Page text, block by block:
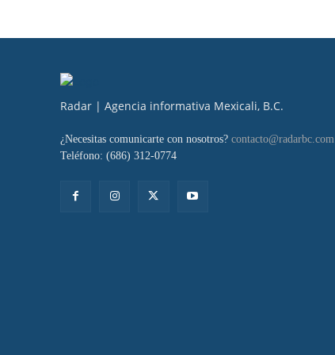
Radar | Agencia informativa Mexicali, B.C.
¿Necesitas comunicarte con nosotros? contacto@radarbc.com
Teléfono: (686) 312-0774